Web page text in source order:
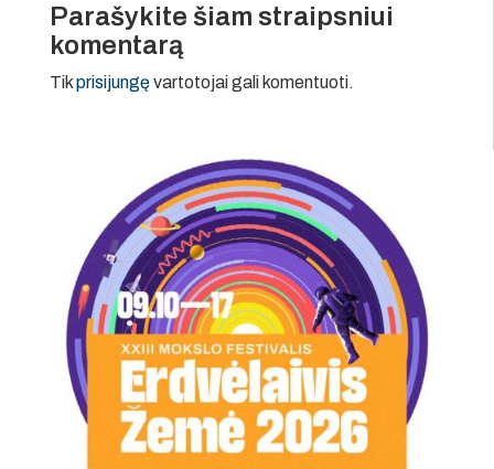
Parašykite šiam straipsniui
komentarą
Tikprisijungęvartotojai gali komentuoti.